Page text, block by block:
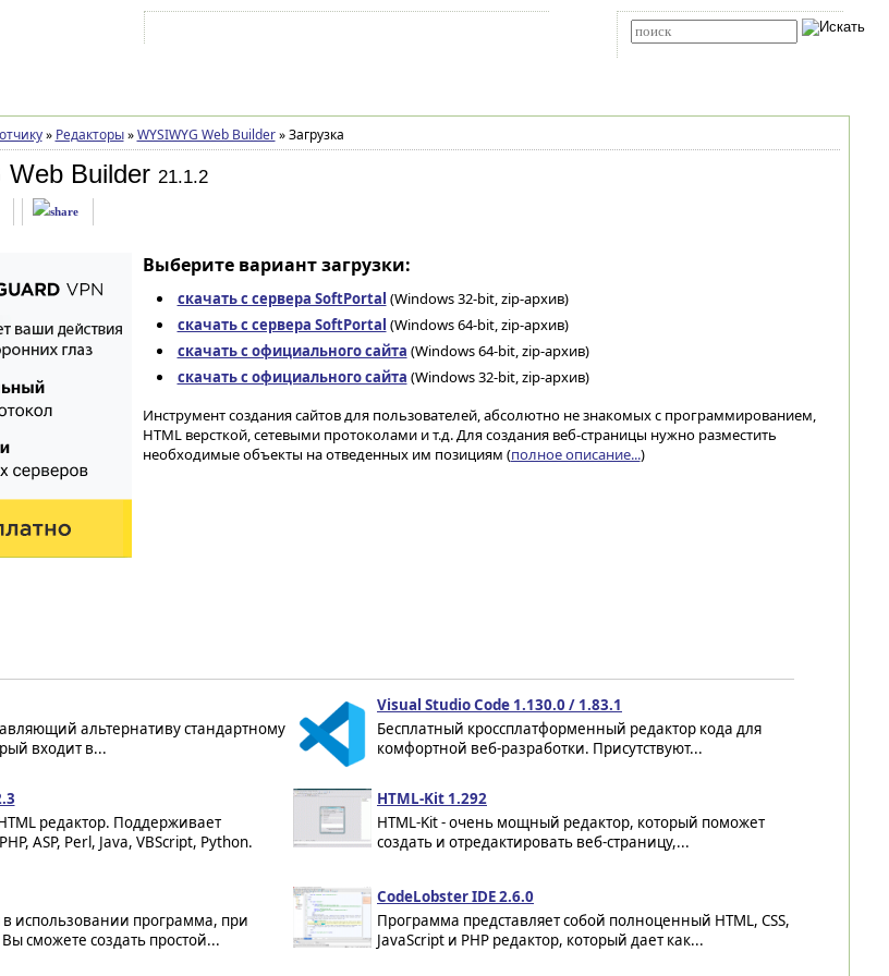
» Редакторы » WYSIWYG Web Builder »Загрузка
Web Builder 21.1.2
Выберите вариант загрузки:
скачать с сервера SoftPortal (Windows 32-bit, zip-архив)
скачать с сервера SoftPortal (Windows 64-bit, zip-архив)
скачать с официального сайта (Windows 64-bit, zip-архив)
скачать с официального сайта (Windows 32-bit, zip-архив)
Инструмент создания сайтов для пользователей, абсолютно не знакомых с программированием,
HTML версткой, сетевыми протоколами и т.д. Для создания веб-страницы нужно разместить
необходимые объекты на отведенных им позициям (полное описание...)
альтернативу стандартному
входит в...
Visual Studio Code 1.130.0 / 1.83.1
Бесплатный кроссплатформенный редактор кода для
комфортной веб-разработки. Присутствуют...
редактор. Поддерживает
ASP, Perl, Java, VBScript, Python.
HTML-Kit 1.292
HTML-Kit - очень мощный редактор, который поможет
создать и отредактировать веб-страницу,...
в использовании программа, при
сможете создать простой...
CodeLobster IDE 2.6.0
Программа представляет собой полноценный HTML, CSS,
JavaScript и PHP редактор, который дает как...